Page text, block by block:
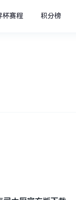
杯赛程 积分榜